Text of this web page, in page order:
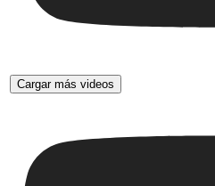
Cargar más videos